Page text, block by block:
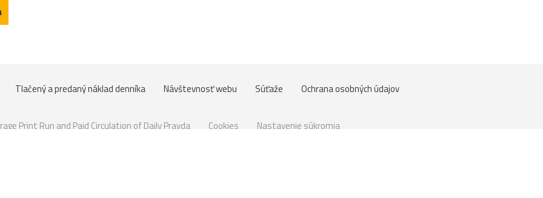
Tlačený a predaný náklad denníka Návštevnosť webu Súťaže Ochrana osobných údajov
Print Run and Paid Circulation of Daily Pravda Cookies Nastavenie súkromia